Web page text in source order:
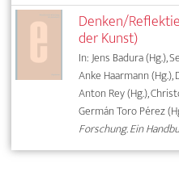
Denken/
der Kunst)
In: Jens Badura (Hg.),
Anke Haarmann
Anton Rey (Hg.),
Germán Toro Pérez
Forschung. Ein